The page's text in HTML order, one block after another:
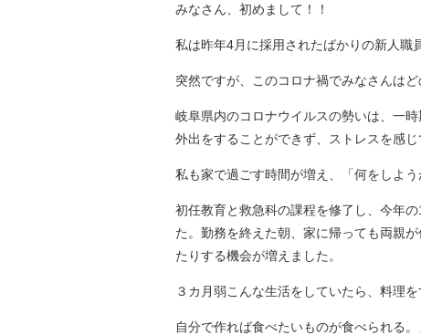
みなさん、初めまして！！
私は昨年4月に採用されたばかりの新人職
突然ですが、このコロナ禍でみなさんは
岐阜県内のコロナウイルスの勢いは、一
外出をすることができず、ストレスを感
私も家で過ごす時間が増え、「何をしよ
初任教育と救急科の課程を修了し、今年
た。勤務を終えた朝、家に帰っても両親
たりする機会が増えました。
３カ月弱こんな生活をしていたら、料理
自分で作れば食べたいものが食べられる